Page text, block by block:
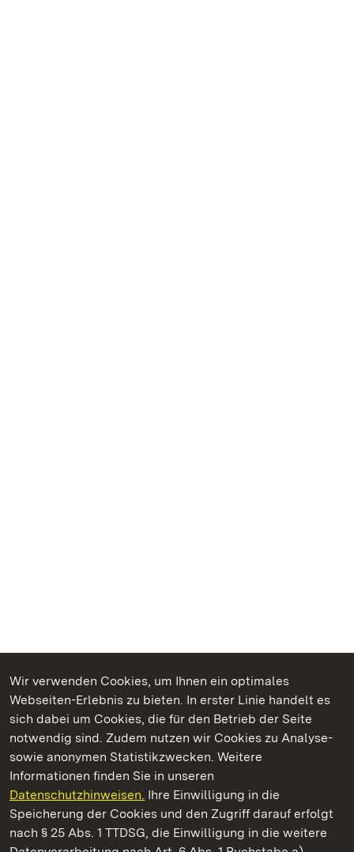
Wir verwenden Cookies, um Ihnen ein optimales
Webseiten-Erlebnis zu bieten. In erster Linie handelt es
sich dabei um Cookies, die für den Betrieb der Seite
notwendig sind. Zudem nutzen wir Cookies zu Analyse-
sowie anonymen Statistikzwecken. Weitere
Informationen finden Sie in unseren
Datenschutzhinweisen. Ihre Einwilligung in die
Speicherung der Cookies und den Zugriff darauf erfolgt
nach § 25 Abs. 1 TTDSG, die Einwilligung in die weitere
Kommen. Staunen. Genießen.
Staatliche Schlösser und Gärten Baden‑Württemberg
Staatliche Schlösser und Gärten Baden-Württemberg